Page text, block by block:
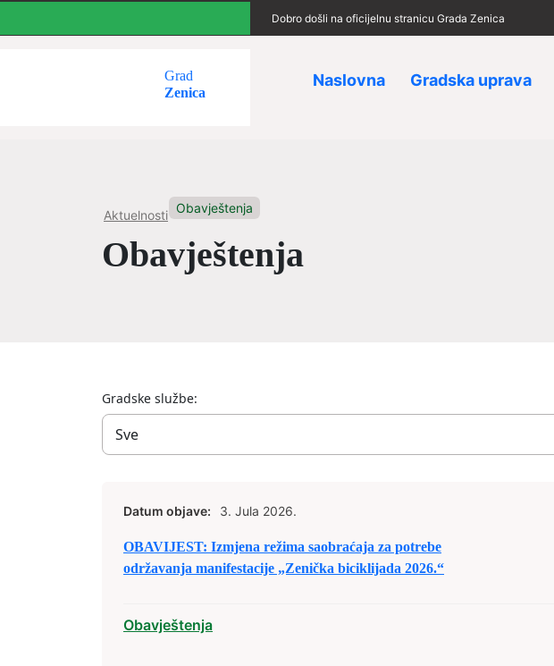
Dobro došli na oficijelnu stranicu Grada Zenica
Grad
Zenica
Naslovna Gradska uprava
Aktuelnosti Obavještenja
Obavještenja
Gradske službe:
Datum objave: 3. Jula 2026.
OBAVIJEST: Izmjena režima saobraćaja za potrebe
održavanja manifestacije „Zenička biciklijada 2026.“
Obavještenja